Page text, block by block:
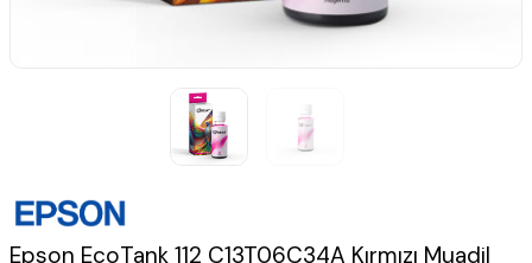
Epson EcoTank 112 C13T06C34A Kırmızı Muadil